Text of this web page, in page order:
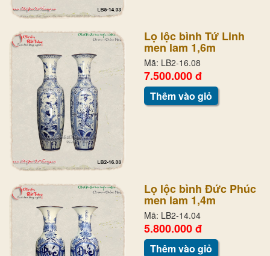
Lọ lộc bình Tứ Linh
men lam 1,6m
Mã: LB2-16.08
7.500.000 đ
Thêm vào giỏ
Lọ lộc bình Đức Phúc
men lam 1,4m
Mã: LB2-14.04
5.800.000 đ
Thêm vào giỏ